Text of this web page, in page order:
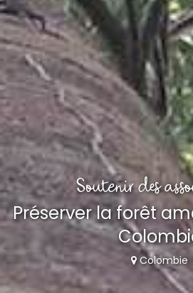
Soutenir des
Préserver la forêt
Colombie